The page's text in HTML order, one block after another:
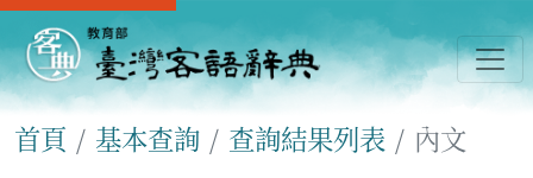
首頁 基本查詢 查詢結果列表 內文